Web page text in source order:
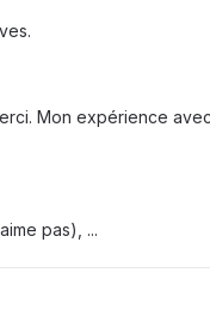
Mon expérience
pas), ...